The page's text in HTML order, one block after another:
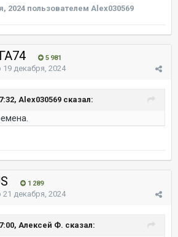
2024 пользователем Alex030569
5 981
19 декабря, 2024
Alex030569 сказал:
1 289
21 декабря, 2024
Алексей Ф. сказал: